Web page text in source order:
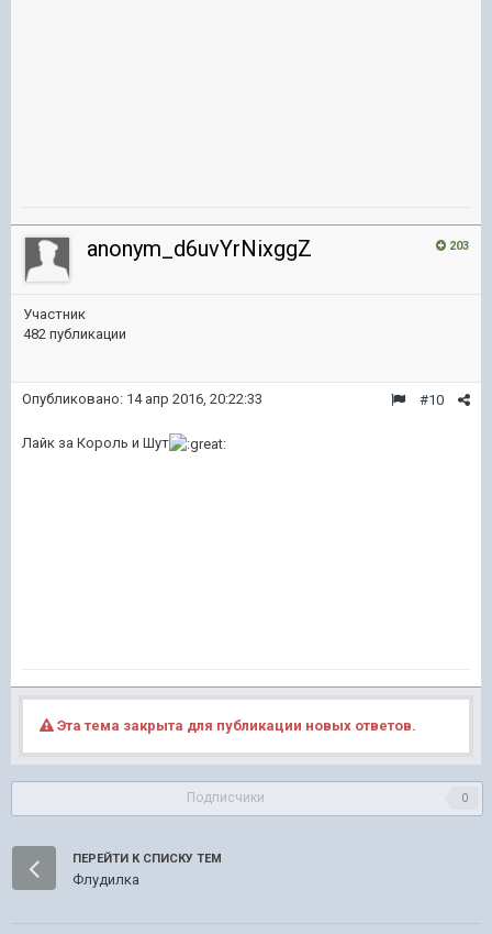
203
anonym_d6uvYrNixggZ
Участник
482 публикации
#10
Опубликовано: 14 апр 2016, 20:22:33
Лайк за Король и Шут
Эта тема закрыта для публикации новых ответов.
Подписчики 0
ПЕРЕЙТИ К СПИСКУ ТЕМ
Флудилка